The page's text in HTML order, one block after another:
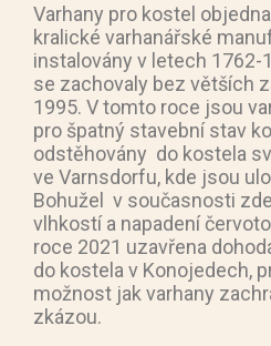
Varhany pro kostel
kralické varhanářské
instalovány v letech 1762-
se zachovaly bez větších
1995. V tomto roce jsou
pro špatný stavební stav
odstěhovány do kostela
ve Varnsdorfu, kde jsou
Bohužel v současnosti
vlhkostí a napadení
roce 2021 uzavřena
do kostela v Konojedech,
možnost jak varhany
zkázou.